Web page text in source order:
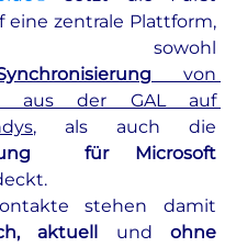
eine zentrale Plattform,
sowohl
von
aus der GAL auf
für Microsoft
aktuell
und ohne